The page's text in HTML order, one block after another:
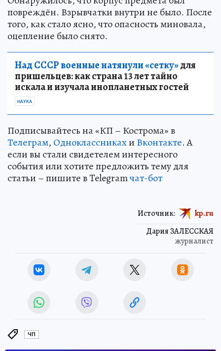
повреждён. Взрывчатки внутри не было. После
того, как стало ясно, что опасность миновала,
оцепление было снято.
Над СССР военные натянули «сетку»для
пришельцев: как страна 13 лет тайно
искала и изучала инопланетных гостей
НАУКА
Подписывайтесь на «КП – Кострома» в
Телеграм, Одноклассникахи Вконтакте. А
если вы стали свидетелем интересного
события или хотите предложить тему для
статьи – пишите в Telegramчат-бот
Дария ЗАЛЕССКАЯ
журналист
Источник: kp.ru
ЧП